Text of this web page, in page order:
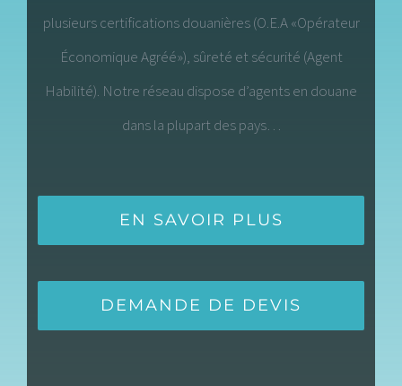
plusieurs certifications douanières (O.E.A «Opérateur
Économique Agréé»), sûreté et sécurité (Agent
Habilité). Notre réseau dispose d’agents en douane
dans la plupart des pays…
EN SAVOIR PLUS
DEMANDE DE DEVIS